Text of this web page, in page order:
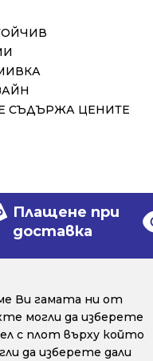
СЪДЪРЖА ЦЕНИТЕ
Плащене при
доставка
Ви гамата ни от
могли да изберете
с плот върху който
да изберете дали